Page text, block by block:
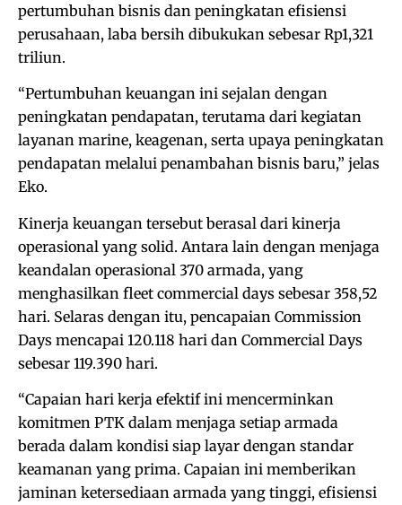
pertumbuhan bisnis dan peningkatan efisiensi
perusahaan, laba bersih dibukukan sebesar Rp1,321
triliun.
“Pertumbuhan keuangan ini sejalan dengan
peningkatan pendapatan, terutama dari kegiatan
layanan marine, keagenan, serta upaya peningkatan
pendapatan melalui penambahan bisnis baru,” jelas
Eko.
Kinerja keuangan tersebut berasal dari kinerja
operasional yang solid. Antara lain dengan menjaga
keandalan operasional 370 armada, yang
menghasilkan fleet commercial days sebesar 358,52
hari. Selaras dengan itu, pencapaian Commission
Days mencapai 120.118 hari dan Commercial Days
sebesar 119.390 hari.
“Capaian hari kerja efektif ini mencerminkan
komitmen PTK dalam menjaga setiap armada
berada dalam kondisi siap layar dengan standar
keamanan yang prima. Capaian ini memberikan
jaminan ketersediaan armada yang tinggi, efisiensi